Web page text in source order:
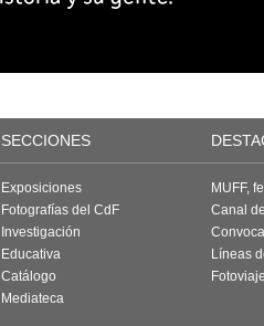
SECCIONES
Exposiciones
Fotografías del CdF
Investigación
Educativa
Catálogo
Mediateca
MUFF,
Canal
Líneas